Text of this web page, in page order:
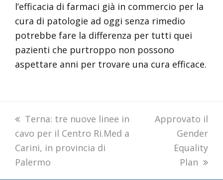
l’efficacia di farmaci già in commercio per la
cura di patologie ad oggi senza rimedio
potrebbe fare la differenza per tutti quei
pazienti che purtroppo non possono
aspettare anni per trovare una cura efficace.
previous
post:
Terna: tre nuove linee in
cavo per il Centro Ri.Med a
Carini, in provincia di
Palermo
next
Approvato il
Gender
Equality
Plan